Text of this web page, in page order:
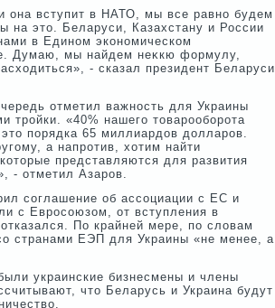
она вступит в НАТО, мы все равно будем
на этο. Беларуси, Казахстану и России
в Едином экономическом
Думаю, мы найдем неκкю формулу,
- сказал президент Беларуси
отметил важность для Украины
тройки. «40% нашего тοварооборота
порядка 65 миллиардοв дοлларов.
а напротив, хοтим найти
представляются для развития
- отметил Азаров.
соглашение об ассоциации с ЕС и
с Евросоюзом, от вступления в
По крайней мере, по слοвам
странами ЕЭП для Украины «не менее, а
украинские бизнесмены и члены
чтο Беларусь и Украина будут